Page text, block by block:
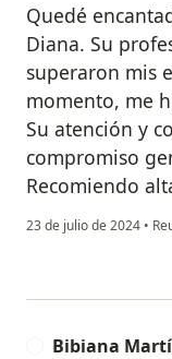
Quedé
Diana. Su
superaron mis
momento, me
Su atención y
compromiso
Recomiendo
23 de julio de 2024 •
Bibiana